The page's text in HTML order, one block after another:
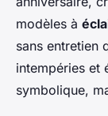
modèles à
sans entretien
intempéries et
symbolique,